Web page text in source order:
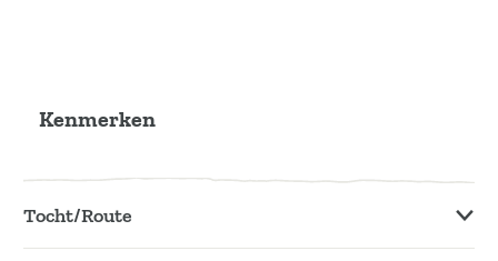
r
o
o
k
Kenmerken
Tocht/Route